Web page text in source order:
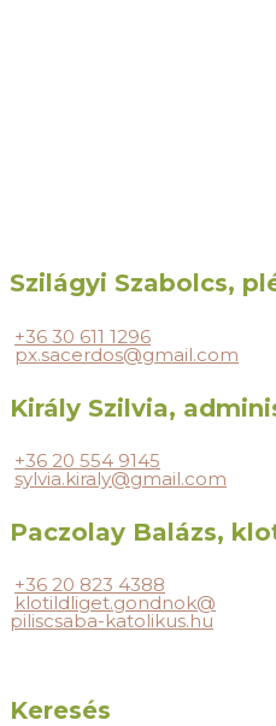
Szilágyi Szabolcs,
+36 30 611 1296
px.sacerdos@gmail.com
Király Szilvia,
+36 20 554 9145
sylvia.kiraly@gmail.com
Paczolay Balázs,
+36 20 823 4388
klotildliget.gondnok@
piliscsaba-katolikus.hu
Keresés